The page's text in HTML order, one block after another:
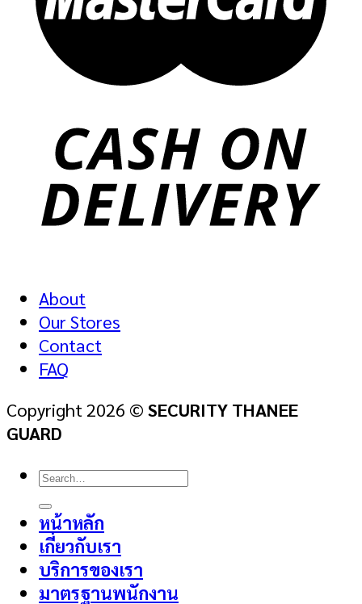
About
Our Stores
Contact
FAQ
Copyright 2026 © SECURITY THANEE
GUARD
Search
หน้าหลัก
เกี่ยวกับเรา
บริการของเรา
มาตรฐานพนักงาน